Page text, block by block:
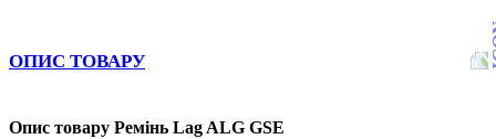
ОПИС ТОВАРУ
Опис товару Ремінь Lag ALG GSE